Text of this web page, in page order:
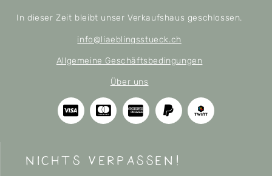
In dieser Zeit bleibt unser Verkaufshaus geschlossen.
info@liaeblingsstueck.ch
Allgemeine Geschäftsbedingungen
Über uns
nichts verpassen!